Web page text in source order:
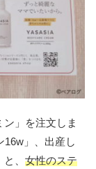
」を注文しま
16w」、出産し
、 女性のステ